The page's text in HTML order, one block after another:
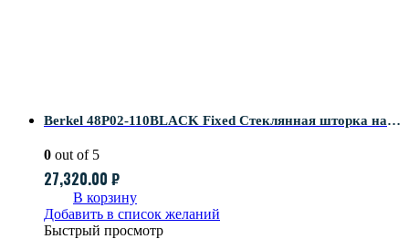
Berkel 48P02-110BLACK Fixed Стеклянная шторка на ванну
0 out of 5
27,320.00 ₽
В корзину
Добавить в список желаний
Быстрый просмотр